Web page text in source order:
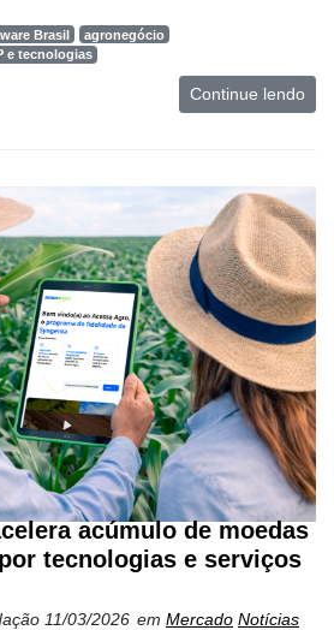
Brasil
agronegócio
e tecnologias
Continue lendo
acúmulo de moedas
tecnologias e serviços
11/03/2026 em Mercado Notícias